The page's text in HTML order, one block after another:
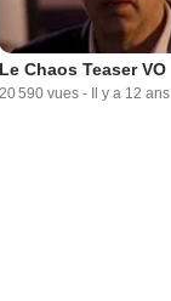
Le Chaos Teaser VO
20 590 vues - Il y a 12 ans